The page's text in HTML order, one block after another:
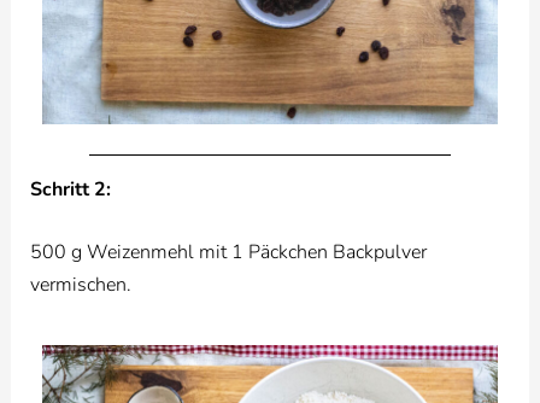
Schritt 2:
500 g Weizenmehl mit 1 Päckchen Backpulver
vermischen.